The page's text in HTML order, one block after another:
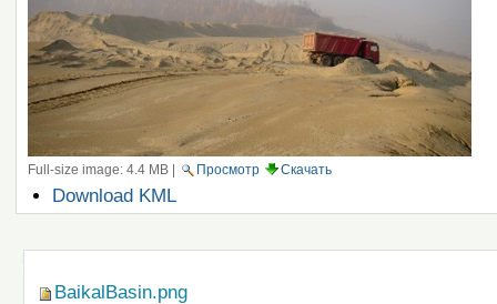
Full-size image: 4.4 MB| Просмотр Скачать
Операции
с
Download KML
BaikalBasin.png